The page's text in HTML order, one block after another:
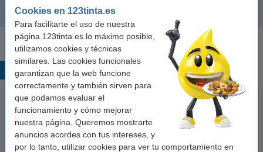
Cookies en 123tinta.es
Para facilitarte el uso de nuestra
página 123tinta.es lo máximo posible,
utilizamos cookies y técnicas
similares. Las cookies funcionales
garantizan que la web funcione
correctamente y también sirven para
que podamos evaluar el
funcionamiento y cómo mejorar
nuestra página. Queremos mostrarte
anuncios acordes con tus intereses, y
por lo tanto, utilizar cookies para ver tu comportamiento en
880386-101 (102 x 102 mm)
Productos destacados